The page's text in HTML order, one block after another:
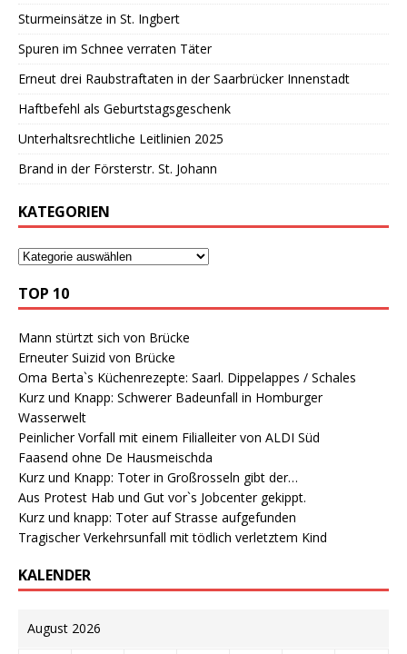
Sturmeinsätze in St. Ingbert
Spuren im Schnee verraten Täter
Erneut drei Raubstraftaten in der Saarbrücker Innenstadt
Haftbefehl als Geburtstagsgeschenk
Unterhaltsrechtliche Leitlinien 2025
Brand in der Försterstr. St. Johann
KATEGORIEN
TOP 10
Mann stürtzt sich von Brücke
Erneuter Suizid von Brücke
Oma Berta`s Küchenrezepte: Saarl. Dippelappes / Schales
Kurz und Knapp: Schwerer Badeunfall in Homburger
Wasserwelt
Peinlicher Vorfall mit einem Filialleiter von ALDI Süd
Faasend ohne De Hausmeischda
Kurz und Knapp: Toter in Großrosseln gibt der…
Aus Protest Hab und Gut vor`s Jobcenter gekippt.
Kurz und knapp: Toter auf Strasse aufgefunden
Tragischer Verkehrsunfall mit tödlich verletztem Kind
KALENDER
August 2026